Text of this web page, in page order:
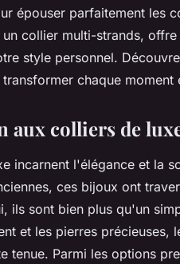
épouser parfaitement les
collier multi-strands,
style personnel.
chaque moment
aux colliers de
incarnent l'élégance et la
ces bijoux ont
ils sont bien plus qu'un
et les pierres précieuses,
tenue. Parmi les options